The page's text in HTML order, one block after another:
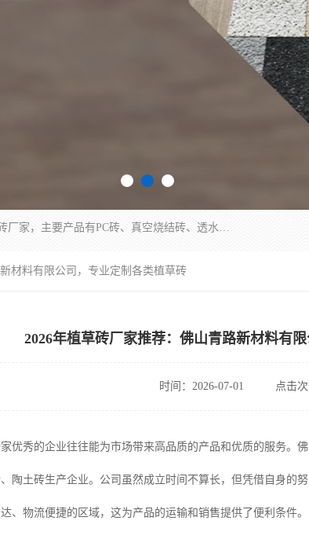
集科研、开发、生产于一体，是专业的烧结砖、陶土砖厂家，主要产品有PC砖、真空烧结砖、透水彩砖、陶土烧结砖、仿古青砖、植草砖等系列产品。
材料有限公司，专业定制各类植草砖
2026年植草砖厂家推荐：佛山青路新材料有
时间：2026-07-01 点击
优秀的企业往往能为市场带来高品质的产品和优质的服务。
陶土砖生产企业。公司虽然成立时间不算长，但凭借自身的
、物流便捷的区域，这为产品的运输和销售提供了便利条件